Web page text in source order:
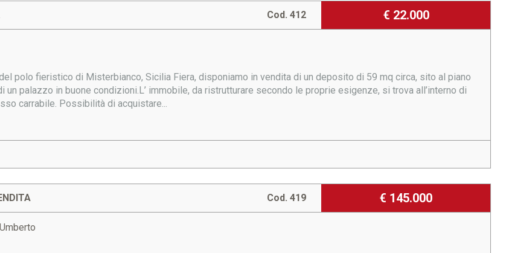
€ 22.000
Cod. 412
polo fieristico di Misterbianco, Sicilia Fiera, disponiamo in vendita di un deposito di 59 mq circa, sito al piano
un palazzo in buone condizioni.L’ immobile, da ristrutturare secondo le proprie esigenze, si trova all’interno di
carrabile. Possibilità di acquistare...
€ 145.000
Cod. 419